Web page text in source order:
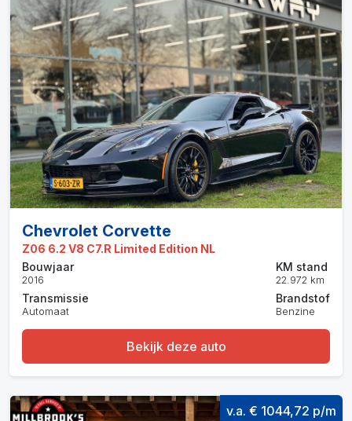
Chevrolet Corvette
Z06 6.2 V8 C7.R Limited Edition NL
Bouwjaar
2016
Transmissie
Automaat
KM stand
22.972 km
Brandstof
Benzine
Bekijk deze auto
v.a. € 1044,72 p/m